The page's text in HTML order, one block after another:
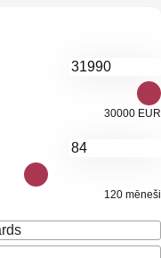
30000 EUR
120 mēneši